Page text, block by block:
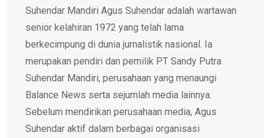
Suhendar Mandiri Agus Suhendar adalah wartawan
senior kelahiran 1972 yang telah lama
berkecimpung di dunia jurnalistik nasional. Ia
merupakan pendiri dan pemilik PT Sandy Putra
Suhendar Mandiri, perusahaan yang menaungi
Balance News serta sejumlah media lainnya.
Sebelum mendirikan perusahaan media, Agus
Suhendar aktif dalam berbagai organisasi